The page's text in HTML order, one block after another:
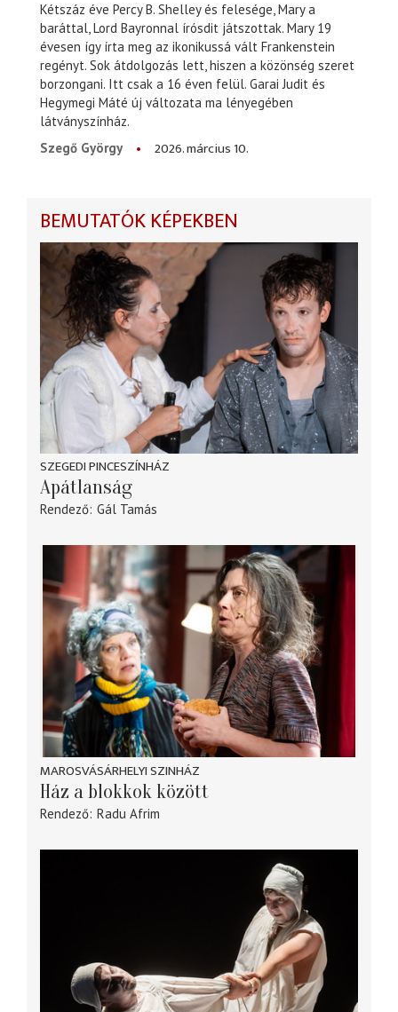
Kétszáz éve Percy B. Shelley és felesége, Mary a
baráttal, Lord Bayronnal írósdit játszottak. Mary 19
évesen így írta meg az ikonikussá vált Frankenstein
regényt. Sok átdolgozás lett, hiszen a közönség szeret
borzongani. Itt csak a 16 éven felül. Garai Judit és
Hegymegi Máté új változata ma lényegében
látványszínház.
Szegő György
2026. március 10.
BEMUTATÓK KÉPEKBEN
SZEGEDI PINCESZÍNHÁZ
Apátlanság
Rendező Gál Tamás
MAROSVÁSÁRHELYI SZINHÁZ
Ház a blokkok között
Rendező Radu Afrim